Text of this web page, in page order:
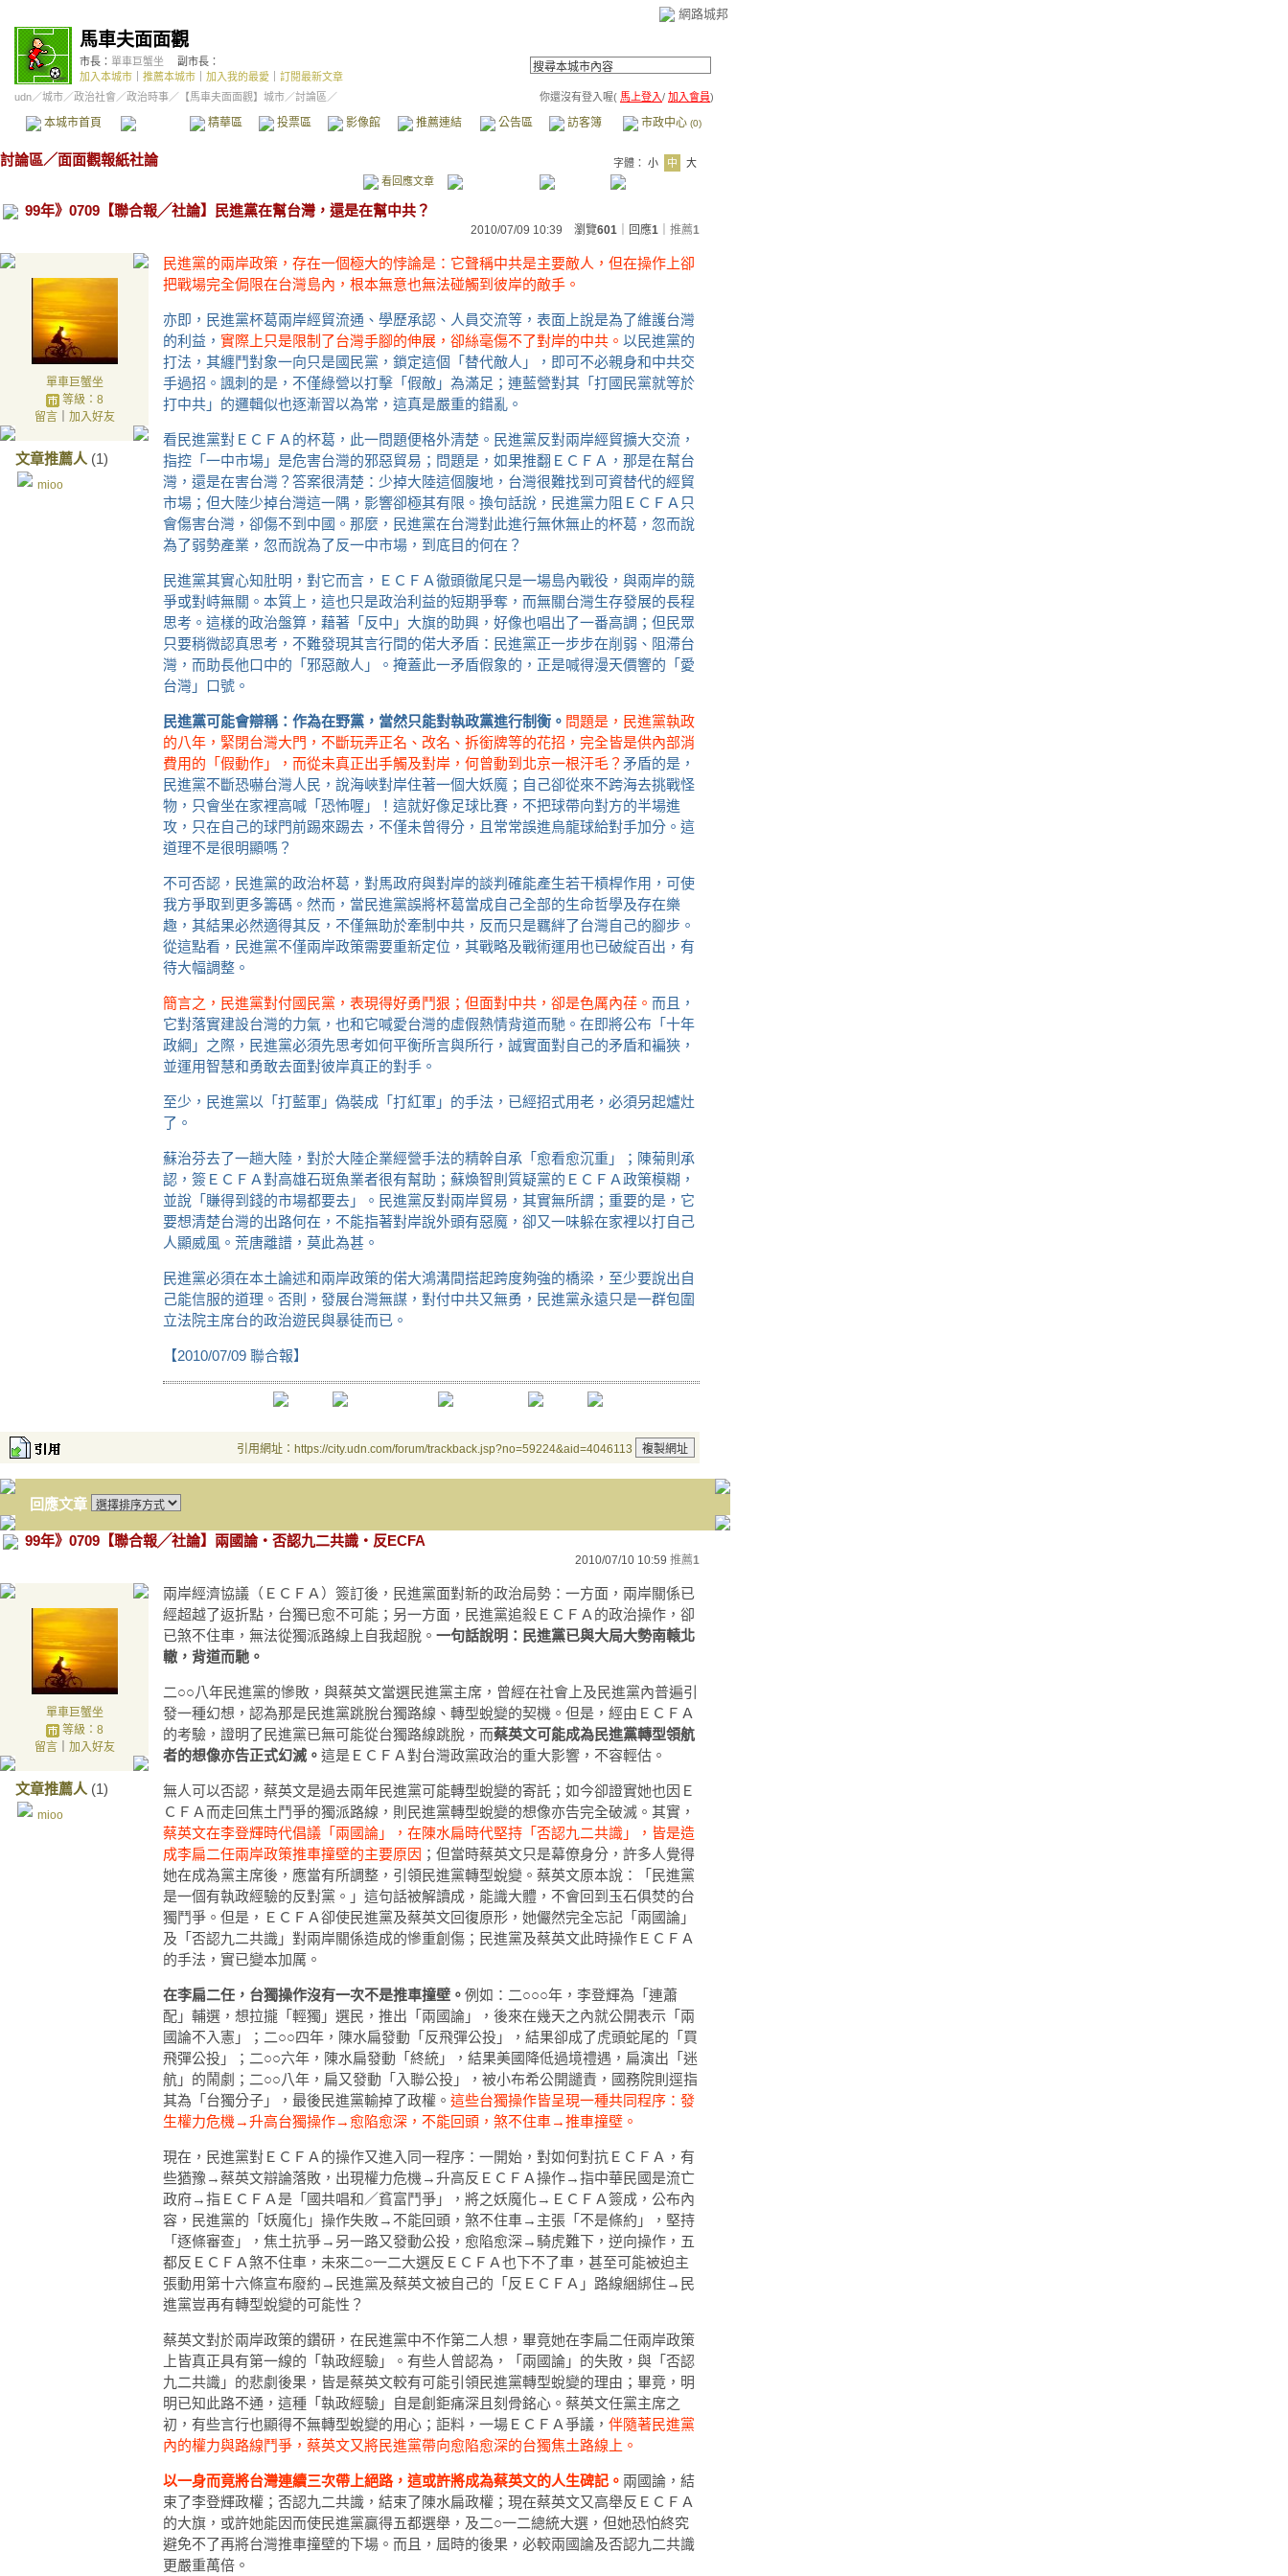
網路城邦
馬車夫面面觀
市長： 單車巨蟹坐
副市長：
加入本城市
推薦本城市 加入我的最愛
訂閱最新文章
udn／城市／政治社會 ／政治時事／ 【馬車夫面面觀】城市／討論區／ 你還沒有登入喔( 馬上登入/ 加入會員)
本城市首頁 精華區 投票區 影像館 推薦連結 公告區 訪客簿 市政中心 (0)
討論區／面面觀報紙社論 字體： 小 中
大
看回應文章
99年》0709【聯合報╱社論】民進黨在幫台灣，還是在幫中共？
2010/07/09 10:39 瀏覽601 ｜回應1 推薦1
單車巨蟹坐
等級：8
留言｜ 加入好友
文章推薦人 (1)
mioo
民進黨的兩岸政策，存在一個極大的悖論是：它聲稱中共是主要敵人，但在操作上卻
把戰場完全侷限在台灣島內，根本無意也無法碰觸到彼岸的敵手。
亦即，民進黨杯葛兩岸經貿流通、學歷承認、人員交流等，表面上說是為了維護台灣
的利益， 實際上只是限制了台灣手腳的伸展，卻絲毫傷不了對岸的中共。 以民進黨的
打法，其纏鬥對象一向只是國民黨，鎖定這個「替代敵人」，即可不必親身和中共交
手過招。諷刺的是，不僅綠營以打擊「假敵」為滿足；連藍營對其「打國民黨就等於
打中共」的邏輯似也逐漸習以為常，這真是嚴重的錯亂。
看民進黨對ＥＣＦＡ的杯葛，此一問題便格外清楚。民進黨反對兩岸經貿擴大交流，
指控「一中市場」是危害台灣的邪惡貿易；問題是，如果推翻ＥＣＦＡ，那是在幫台
灣，還是在害台灣？答案很清楚：少掉大陸這個腹地，台灣很難找到可資替代的經貿
市場；但大陸少掉台灣這一隅，影響卻極其有限。換句話說，民進黨力阻ＥＣＦＡ只
會傷害台灣，卻傷不到中國。那麼，民進黨在台灣對此進行無休無止的杯葛，忽而說
為了弱勢產業，忽而說為了反一中市場，到底目的何在？
民進黨其實心知肚明，對它而言，ＥＣＦＡ徹頭徹尾只是一場島內戰役，與兩岸的競
爭或對峙無關。本質上，這也只是政治利益的短期爭奪，而無關台灣生存發展的長程
思考。這樣的政治盤算，藉著「反中」大旗的助興，好像也唱出了一番高調；但民眾
只要稍微認真思考，不難發現其言行間的偌大矛盾：民進黨正一步步在削弱、阻滯台
灣，而助長他口中的「邪惡敵人」。掩蓋此一矛盾假象的，正是喊得漫天價響的「愛
台灣」口號。
民進黨可能會辯稱：作為在野黨，當然只能對執政黨進行制衡。 問題是，民進黨執政
的八年，緊閉台灣大門，不斷玩弄正名、改名、拆銜牌等的花招，完全皆是供內部消
費用的「假動作」，而從未真正出手觸及對岸，何曾動到北京一根汗毛？ 矛盾的是，
民進黨不斷恐嚇台灣人民，說海峽對岸住著一個大妖魔；自己卻從來不跨海去挑戰怪
物，只會坐在家裡高喊「恐怖喔」！這就好像足球比賽，不把球帶向對方的半場進
攻，只在自己的球門前踢來踢去，不僅未曾得分，且常常誤進烏龍球給對手加分。這
道理不是很明顯嗎？
不可否認，民進黨的政治杯葛，對馬政府與對岸的談判確能產生若干槓桿作用，可使
我方爭取到更多籌碼。然而，當民進黨誤將杯葛當成自己全部的生命哲學及存在樂
趣，其結果必然適得其反，不僅無助於牽制中共，反而只是羈絆了台灣自己的腳步。
從這點看，民進黨不僅兩岸政策需要重新定位，其戰略及戰術運用也已破綻百出，有
待大幅調整。
簡言之，民進黨對付國民黨，表現得好勇鬥狠；但面對中共，卻是色厲內荏。 而且，
它對落實建設台灣的力氣，也和它喊愛台灣的虛假熱情背道而馳。在即將公布「十年
政綱」之際，民進黨必須先思考如何平衡所言與所行，誠實面對自己的矛盾和褊狹，
並運用智慧和勇敢去面對彼岸真正的對手。
至少，民進黨以「打藍軍」偽裝成「打紅軍」的手法，已經招式用老，必須另起爐灶
了。
蘇治芬去了一趟大陸，對於大陸企業經營手法的精幹自承「愈看愈沉重」；陳菊則承
認，簽ＥＣＦＡ對高雄石斑魚業者很有幫助；蘇煥智則質疑黨的ＥＣＦＡ政策模糊，
並說「賺得到錢的市場都要去」。民進黨反對兩岸貿易，其實無所謂；重要的是，它
要想清楚台灣的出路何在，不能指著對岸說外頭有惡魔，卻又一味躲在家裡以打自己
人顯威風。荒唐離譜，莫此為甚。
民進黨必須在本土論述和兩岸政策的偌大鴻溝間搭起跨度夠強的橋梁，至少要說出自
己能信服的道理。否則，發展台灣無謀，對付中共又無勇，民進黨永遠只是一群包圍
立法院主席台的政治遊民與暴徒而已。
【2010/07/09 聯合報】
引用網址：https://city.udn.com/forum/trackback.jsp?no=59224&aid=4046113
回應文章
99年》0709【聯合報╱社論】兩國論‧否認九二共識‧反ECFA
2010/07/10 10:59 推薦1
單車巨蟹坐
等級：8
留言｜ 加入好友
文章推薦人 (1)
mioo
兩岸經濟協議（ＥＣＦＡ）簽訂後，民進黨面對新的政治局勢：一方面，兩岸關係已
經超越了返折點，台獨已愈不可能；另一方面，民進黨追殺ＥＣＦＡ的政治操作，卻
已煞不住車，無法從獨派路線上自我超脫。 一句話說明：民進黨已與大局大勢南轅北
轍，背道而馳。
二○○八年民進黨的慘敗，與蔡英文當選民進黨主席，曾經在社會上及民進黨內普遍引
發一種幻想，認為那是民進黨跳脫台獨路線、轉型蛻變的契機。但是，經由ＥＣＦＡ
的考驗，證明了民進黨已無可能從台獨路線跳脫，而蔡英文可能成為民進黨轉型領航
者的想像亦告正式幻滅。 這是ＥＣＦＡ對台灣政黨政治的重大影響，不容輕估。
無人可以否認，蔡英文是過去兩年民進黨可能轉型蛻變的寄託；如今卻證實她也因Ｅ
ＣＦＡ而走回焦土鬥爭的獨派路線，則民進黨轉型蛻變的想像亦告完全破滅。其實，
蔡英文在李登輝時代倡議「兩國論」，在陳水扁時代堅持「否認九二共識」，皆是造
成李扁二任兩岸政策推車撞壁的主要原因 ；但當時蔡英文只是幕僚身分，許多人覺得
她在成為黨主席後，應當有所調整，引領民進黨轉型蛻變。蔡英文原本說：「民進黨
是一個有執政經驗的反對黨。」這句話被解讀成，能識大體，不會回到玉石俱焚的台
獨鬥爭。但是，ＥＣＦＡ卻使民進黨及蔡英文回復原形，她儼然完全忘記「兩國論」
及「否認九二共識」對兩岸關係造成的慘重創傷；民進黨及蔡英文此時操作ＥＣＦＡ
的手法，實已變本加厲。
在李扁二任，台獨操作沒有一次不是推車撞壁。 例如：二○○○年，李登輝為「連蕭
配」輔選，想拉攏「輕獨」選民，推出「兩國論」，後來在幾天之內就公開表示「兩
國論不入憲」；二○○四年，陳水扁發動「反飛彈公投」，結果卻成了虎頭蛇尾的「買
飛彈公投」；二○○六年，陳水扁發動「終統」，結果美國降低過境禮遇，扁演出「迷
航」的鬧劇；二○○八年，扁又發動「入聯公投」，被小布希公開譴責，國務院則逕指
其為「台獨分子」，最後民進黨輸掉了政權。 這些台獨操作皆呈現一種共同程序：發
生權力危機→升高台獨操作→愈陷愈深，不能回頭，煞不住車→推車撞壁。
現在，民進黨對ＥＣＦＡ的操作又進入同一程序：一開始，對如何對抗ＥＣＦＡ，有
些猶豫→蔡英文辯論落敗，出現權力危機→升高反ＥＣＦＡ操作→指中華民國是流亡
政府→指ＥＣＦＡ是「國共唱和／貧富鬥爭」，將之妖魔化→ＥＣＦＡ簽成，公布內
容，民進黨的「妖魔化」操作失敗→不能回頭，煞不住車→主張「不是條約」，堅持
「逐條審查」，焦土抗爭→另一路又發動公投，愈陷愈深→騎虎難下，逆向操作，五
都反ＥＣＦＡ煞不住車，未來二○一二大選反ＥＣＦＡ也下不了車，甚至可能被迫主
張動用第十六條宣布廢約→民進黨及蔡英文被自己的「反ＥＣＦＡ」路線綑綁住→民
進黨豈再有轉型蛻變的可能性？
蔡英文對於兩岸政策的鑽研，在民進黨中不作第二人想，畢竟她在李扁二任兩岸政策
上皆真正具有第一線的「執政經驗」。有些人曾認為，「兩國論」的失敗，與「否認
九二共識」的悲劇後果，皆是蔡英文較有可能引領民進黨轉型蛻變的理由；畢竟，明
明已知此路不通，這種「執政經驗」自是創鉅痛深且刻骨銘心。蔡英文任黨主席之
初，有些言行也顯得不無轉型蛻變的用心；詎料，一場ＥＣＦＡ爭議， 伴隨著民進黨
內的權力與路線鬥爭，蔡英文又將民進黨帶向愈陷愈深的台獨焦土路線上。
以一身而竟將台灣連續三次帶上絕路，這或許將成為蔡英文的人生碑記。 兩國論，結
束了李登輝政權；否認九二共識，結束了陳水扁政權；現在蔡英文又高舉反ＥＣＦＡ
的大旗，或許她能因而使民進黨贏得五都選舉，及二○一二總統大選，但她恐怕終究
避免不了再將台灣推車撞壁的下場。而且，屆時的後果，必較兩國論及否認九二共識
更嚴重萬倍。